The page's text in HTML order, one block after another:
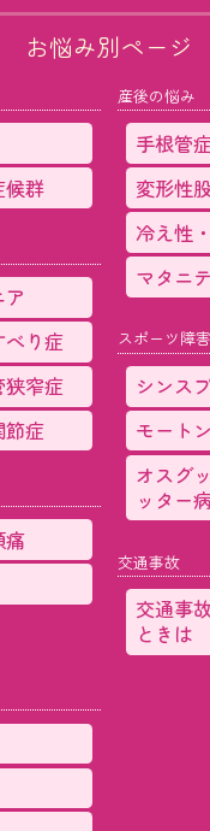
お悩み別ページ
候群
べり症
狭窄症
節症
痛
産後の悩み
手根管
変形性
冷え性
マタニ
スポーツ障害
シンス
モート
オスグ
ッター病
交通事故
交通事
ときは